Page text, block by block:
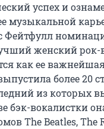
успех и
музыкальной
Фейтфулл
женский рок-
как ее
более 20
из которых
бэк-вокалистки
The Beatles, The